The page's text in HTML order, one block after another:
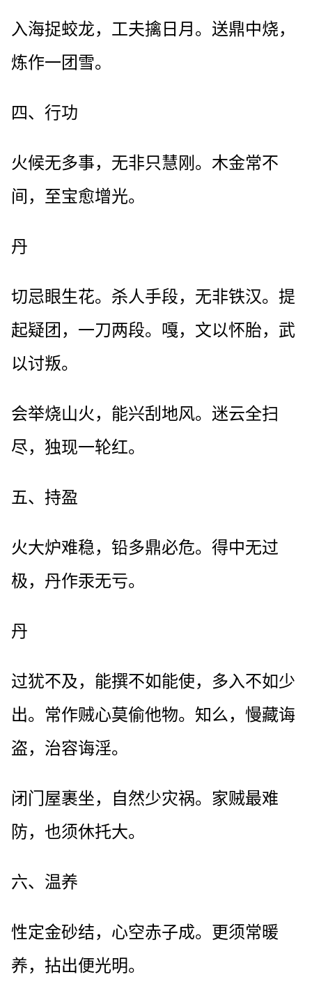
入海捉蛟龙，工夫擒日月。送鼎中烧，
炼作一团雪。
四、行功
火候无多事，无非只慧刚。木金常不
间，至宝愈增光。
丹
切忌眼生花。杀人手段，无非铁汉。提
起疑团，一刀两段。嘎，文以怀胎，武
以讨叛。
会举烧山火，能兴刮地风。迷云全扫
尽，独现一轮红。
五、持盈
火大炉难稳，铅多鼎必危。得中无过
极，丹作汞无亏。
丹
过犹不及，能撰不如能使，多入不如少
出。常作贼心莫偷他物。知么，慢藏诲
盗，治容诲淫。
闭门屋裹坐，自然少灾祸。家贼最难
防，也须休托大。
六、温养
性定金砂结，心空赤子成。更须常暖
养，拈出便光明。